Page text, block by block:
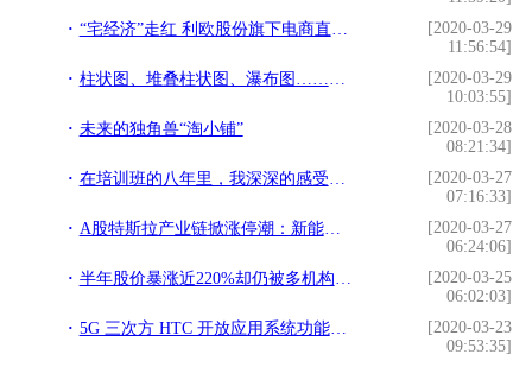
“宅经济”走红 利欧股份旗下电商直播迅猛增长
[2020-03-29
11:56:54]
柱状图、堆叠柱状图、瀑布图……有什么区别？怎样用Python绘制？
[2020-03-29
10:03:55]
未来的独角兽“淘小铺”
[2020-03-28
08:21:34]
在培训班的八年里，我深深的感受到了教育的贫富差距
[2020-03-27
07:16:33]
A股特斯拉产业链掀涨停潮：新能源产业链走强背后现隐忧
[2020-03-27
06:24:06]
半年股价暴涨近220%却仍被多机构看空，特斯拉现在是泡沫效应？
[2020-03-25
06:02:03]
5G 三次方 HTC 开放应用系统功能与行业应用简介 vHTC BBC
[2020-03-23
09:53:35]